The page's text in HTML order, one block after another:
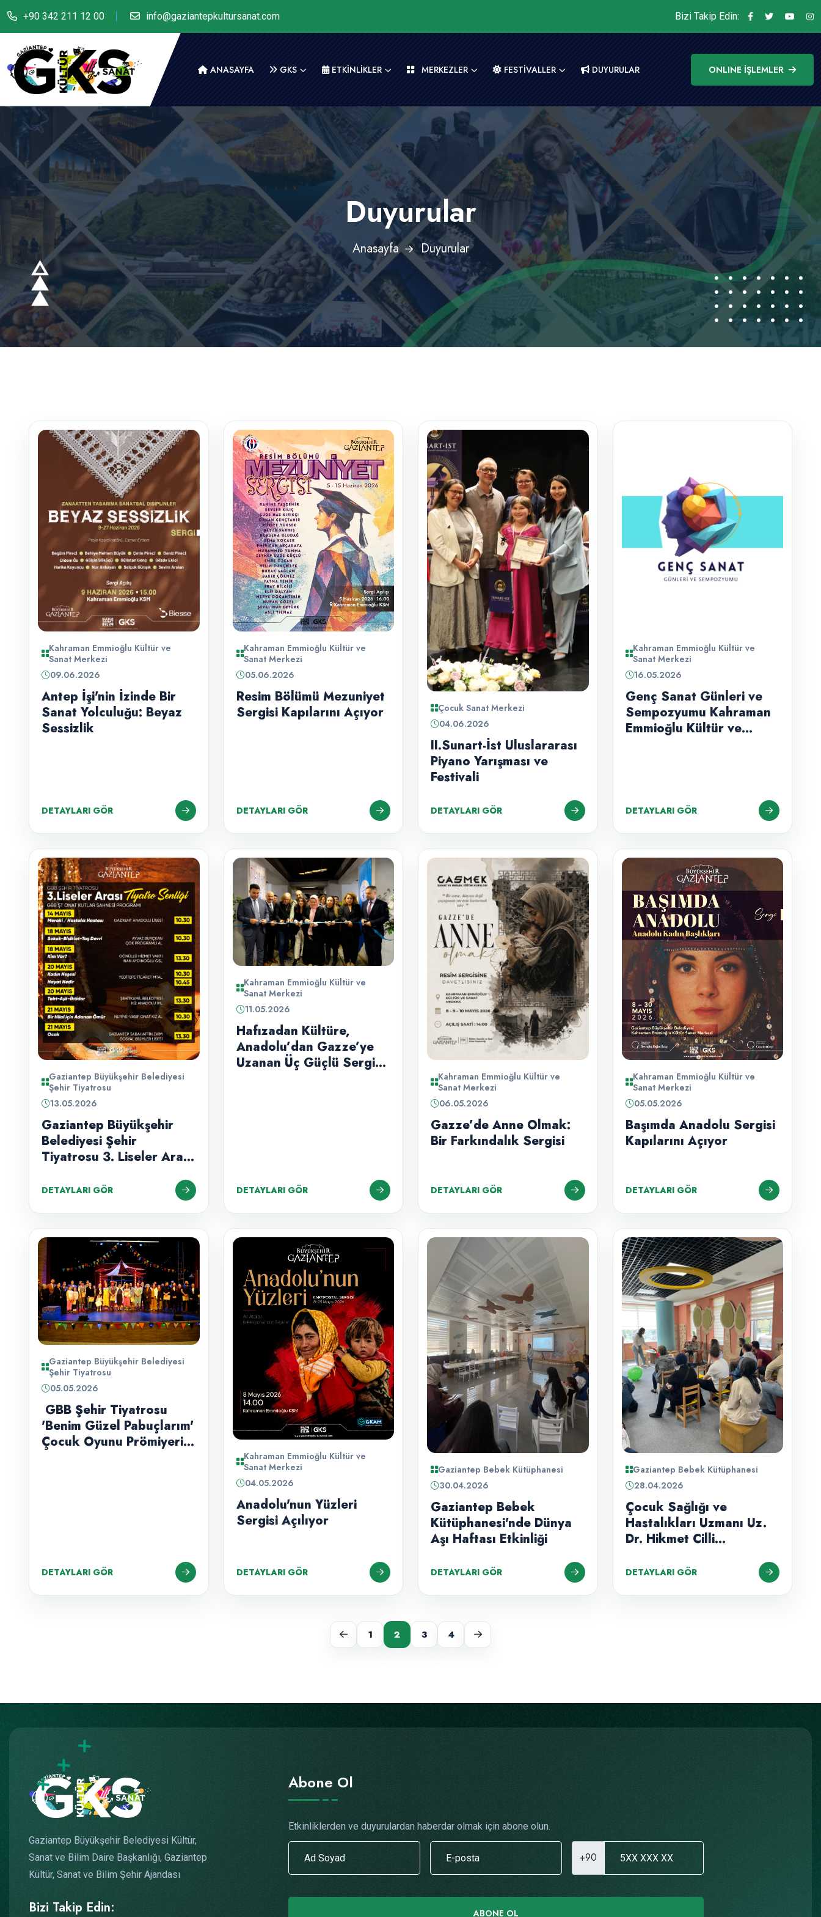
+90 342 211 12 00 info@gaziantepkultursanat.com Bizi Takip Edin:
ANASAYFA GKS ETKİNLİKLER MERKEZLER FESTİVALLER DUYURULAR ONLINE İŞLEMLER
Duyurular
Anasayfa Duyurular
Kahraman Emmioğlu Kültür ve
Sanat Merkezi
09.06.2026
Antep İşi'nin İzinde Bir
Sanat Yolculuğu: Beyaz
Sessizlik
DETAYLARI GÖR
Kahraman Emmioğlu Kültür ve
Sanat Merkezi
05.06.2026
Resim Bölümü Mezuniyet
Sergisi Kapılarını Açıyor
DETAYLARI GÖR
Çocuk Sanat Merkezi
04.06.2026
II.Sunart-İst Uluslararası
Piyano Yarışması ve
Festivali
DETAYLARI GÖR
Kahraman Emmioğlu Kültür ve
Sanat Merkezi
16.05.2026
Genç Sanat Günleri ve
Sempozyumu Kahraman
Emmioğlu Kültür ve
DETAYLARI GÖR
Gaziantep Büyükşehir Belediyesi
Şehir Tiyatrosu
13.05.2026
Gaziantep Büyükşehir
Belediyesi Şehir
Tiyatrosu 3. Liseler Arası
DETAYLARI GÖR
Kahraman Emmioğlu Kültür ve
Sanat Merkezi
11.05.2026
Hafızadan Kültüre,
Anadolu’dan Gazze’ye
Uzanan Üç Güçlü Sergi
DETAYLARI GÖR
Kahraman Emmioğlu Kültür ve
Sanat Merkezi
06.05.2026
Gazze’de Anne Olmak:
Bir Farkındalık Sergisi
DETAYLARI GÖR
Kahraman Emmioğlu Kültür ve
Sanat Merkezi
05.05.2026
Başımda Anadolu Sergisi
Kapılarını Açıyor
DETAYLARI GÖR
Gaziantep Büyükşehir Belediyesi
Şehir Tiyatrosu
05.05.2026
GBB Şehir Tiyatrosu
'Benim Güzel Pabuçlarım'
Çocuk Oyunu Prömiyeri
DETAYLARI GÖR
Kahraman Emmioğlu Kültür ve
Sanat Merkezi
04.05.2026
Anadolu'nun Yüzleri
Sergisi Açılıyor
DETAYLARI GÖR
Gaziantep Bebek Kütüphanesi
30.04.2026
Gaziantep Bebek
Kütüphanesi'nde Dünya
Aşı Haftası Etkinliği
DETAYLARI GÖR
Gaziantep Bebek Kütüphanesi
28.04.2026
Çocuk Sağlığı ve
Hastalıkları Uzmanı Uz.
Dr. Hikmet Cilli
Kütüphanesi'nde
Ebeveynler İle Buluştu!
DETAYLARI GÖR
1 2 3 4
Gaziantep Büyükşehir Belediyesi Kültür,
Sanat ve Bilim Daire Başkanlığı, Gaziantep
Kültür, Sanat ve Bilim Şehir Ajandası
Bizi Takip Edin:
Abone Ol
Etkinliklerden ve duyurulardan haberdar olmak için abone olun.
+90
ABONE OL